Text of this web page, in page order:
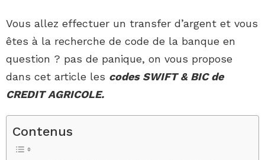
Vous allez effectuer un transfer d’argent et vous
êtes à la recherche de code de la banque en
question ? pas de panique, on vous propose
dans cet article les codes SWIFT & BIC de
CREDIT AGRICOLE.
Contenus